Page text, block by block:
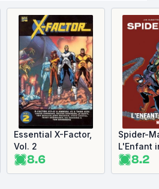
Essential X-Factor,
Vol. 2
8.6
Spider-
L'Enfant
8.2